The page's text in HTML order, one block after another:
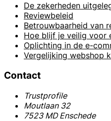
De zekerheden
Reviewbeleid
Betrouwbaarheid van
Hoe blijf je veilig voor
Oplichting in de e-
Vergelijking webshop
Contact
Trustprofile
Moutlaan 32
7523 MD Enschede